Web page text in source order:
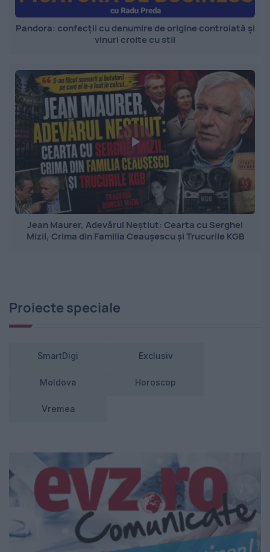
Pandora: confecții cu denumire de origine controlată și
vinuri croite cu stil
Jean Maurer, Adevărul Neștiut: Cearta cu Serghei
Mizil, Crima din Familia Ceaușescu și Trucurile KGB
Proiecte speciale
SmartDigi Exclusiv
Moldova Horoscop
Vremea